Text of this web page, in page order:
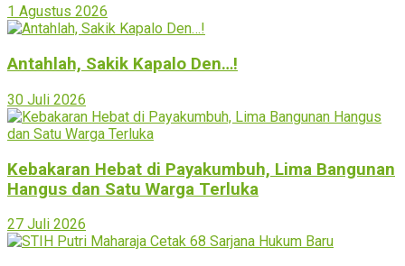
1 Agustus 2026
Antahlah, Sakik Kapalo Den…!
30 Juli 2026
Kebakaran Hebat di Payakumbuh, Lima Bangunan
Hangus dan Satu Warga Terluka
27 Juli 2026